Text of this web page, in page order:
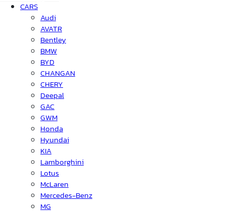
CARS
Audi
AVATR
Bentley
BMW
BYD
CHANGAN
CHERY
Deepal
GAC
GWM
Honda
Hyundai
KIA
Lamborghini
Lotus
McLaren
Mercedes-Benz
MG